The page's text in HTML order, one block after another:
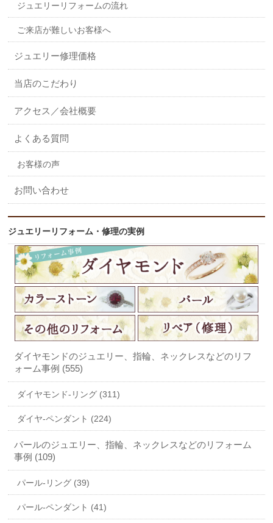
ジュエリーリフォームの流れ
ご来店が難しいお客様へ
ジュエリー修理価格
当店のこだわり
アクセス／会社概要
よくある質問
お客様の声
お問い合わせ
ジュエリーリフォーム・修理の実例
ダイヤモンドのジュエリー、指輪、ネックレスなどのリフ
ォーム事例 (555)
ダイヤモンド-リング (311)
ダイヤ-ペンダント (224)
パールのジュエリー、指輪、ネックレスなどのリフォーム
事例 (109)
パール-リング (39)
パール-ペンダント (41)